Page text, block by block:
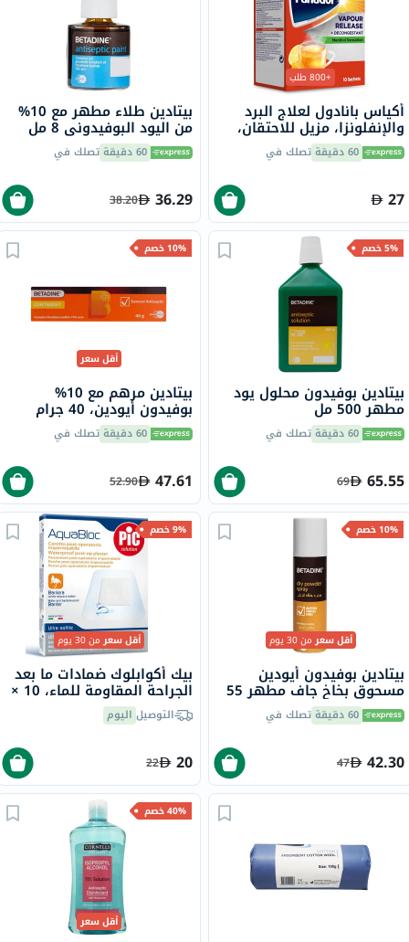
+800 طلب
أكياس بانادول لعلاج البرد
والإنفلونزا، مزيل للاحتقان،
بنكهة الليمون الساخن
60 دقيقة تصلك في
27
بيتادين طلاء مطهر مع 10%
من اليود البوفيدوني 8 مل
60 دقيقة تصلك في
36.29
38.20
5% خصم
بيتادين بوفيدون محلول يود
مطهر 500 مل
60 دقيقة تصلك في
65.55
69
10% خصم
أقل سعر
بيتادين مرهم مع 10%
بوفيدون أيودين، 40 جرام
60 دقيقة تصلك في
47.61
52.90
10% خصم
أقل سعرمن 30 يوم
بيتادين بوفيدون أيودين
مسحوق بخاخ جاف مطهر 55
جرام 60 دقيقة تصلك في
42.30
47
9% خصم
أقل سعرمن 30 يوم
بيك أكوابلوك ضمادات ما بعد
الجراحة المقاومة للماء، 10 ×
10 سم، 5 قطعالتوصيل اليوم
20
22
40% خصم
أقل سعر